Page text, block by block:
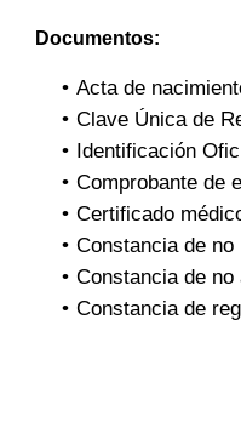
Documentos:
Acta de
Clave Única de
Identificación
Comprobante de
Certificado
Constancia de no
Constancia de
Constancia de